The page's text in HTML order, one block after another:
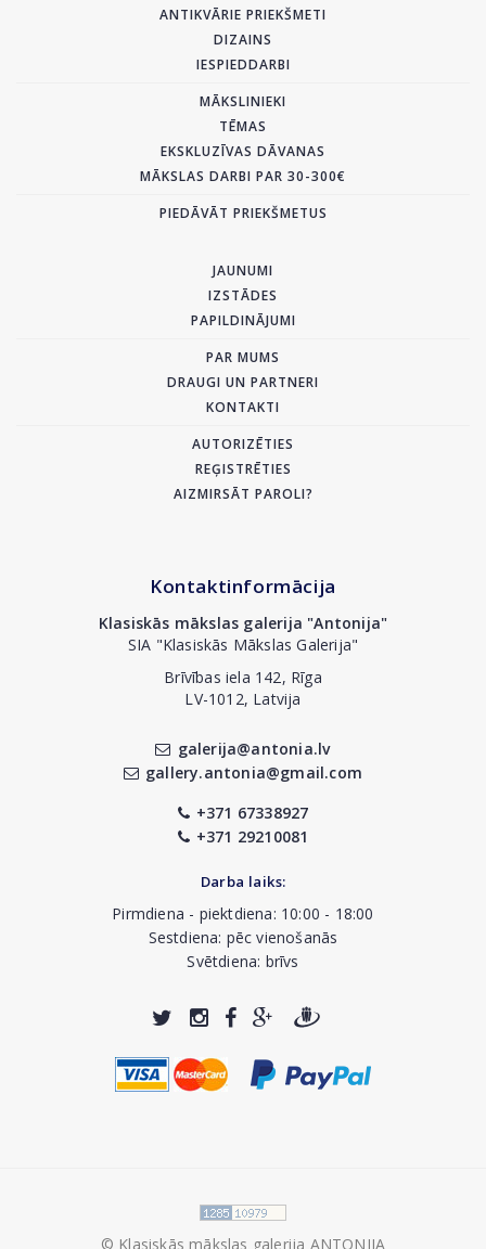
ANTIKVĀRIE PRIEKŠMETI
DIZAINS
IESPIEDDARBI
MĀKSLINIEKI
TĒMAS
EKSKLUZĪVAS DĀVANAS
MĀKSLAS DARBI PAR 30-300€
PIEDĀVĀT PRIEKŠMETUS
JAUNUMI
IZSTĀDES
PAPILDINĀJUMI
PAR MUMS
DRAUGI UN PARTNERI
KONTAKTI
AUTORIZĒTIES
REĢISTRĒTIES
AIZMIRSĀT PAROLI?
Kontaktinformācija
Klasiskās mākslas galerija "Antonija"
SIA "Klasiskās Mākslas Galerija"
Brīvības iela 142, Rīga
LV-1012, Latvija
galerija@antonia.lv
gallery.antonia@gmail.com
+371 67338927
+371 29210081
Darba laiks:
Pirmdiena - piektdiena: 10:00 - 18:00
Sestdiena: pēc vienošanās
Svētdiena: brīvs
© Klasiskās mākslas galerija ANTONIJA